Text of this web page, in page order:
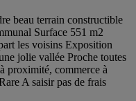
beau terrain constructible
Surface 551 m2
les voisins Exposition
jolie vallée Proche toutes
proximité, commerce à
A saisir pas de frais